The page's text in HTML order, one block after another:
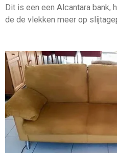
Dit is een een Alcantara bank,
de de vlekken meer op